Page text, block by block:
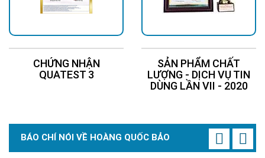
CHỨNG NHẬN
QUATEST 3
SẢN PHẨM CHẤT
LƯỢNG - DỊCH VỤ TIN
DÙNG LẦN VII - 2020
BÁO CHÍ NÓI VỀ HOÀNG QUỐC BẢO